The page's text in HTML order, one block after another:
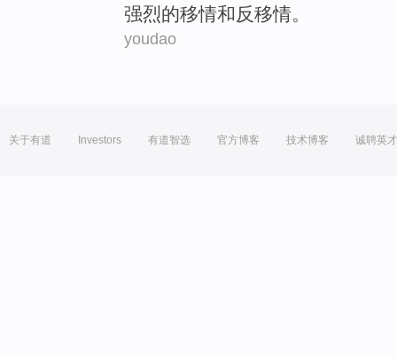
强烈的移情和反移情。
youdao
关于有道 Investors 有道智选 官方博客 技术博客 诚聘英才